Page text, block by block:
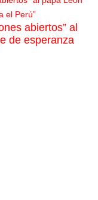
abiertos” al
de esperanza